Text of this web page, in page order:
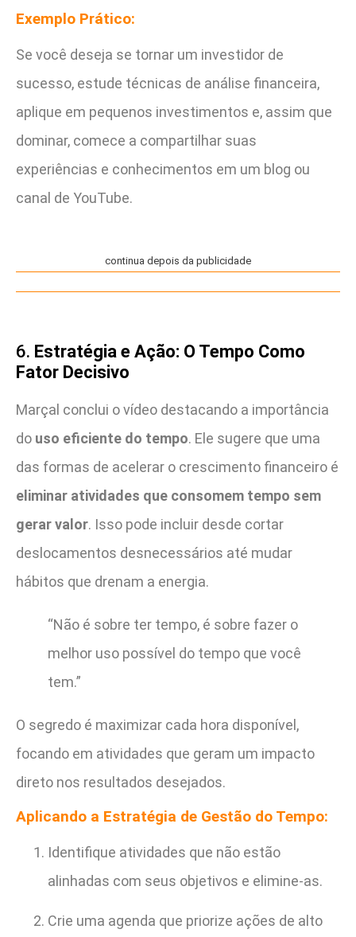
Exemplo Prático:
Se você deseja se tornar um investidor de
sucesso, estude técnicas de análise financeira,
aplique em pequenos investimentos e, assim que
dominar, comece a compartilhar suas
experiências e conhecimentos em um blog ou
canal de YouTube.
continua depois da publicidade
6. Estratégia e Ação: O Tempo Como
Fator Decisivo
Marçal conclui o vídeo destacando a importância
do uso eficiente do tempo. Ele sugere que uma
das formas de acelerar o crescimento financeiro é
eliminar atividades que consomem tempo sem
gerar valor. Isso pode incluir desde cortar
deslocamentos desnecessários até mudar
hábitos que drenam a energia.
“Não é sobre ter tempo, é sobre fazer o
melhor uso possível do tempo que você
tem.”
O segredo é maximizar cada hora disponível,
focando em atividades que geram um impacto
direto nos resultados desejados.
Aplicando a Estratégia de Gestão do Tempo:
Identifique atividades que não estão
alinhadas com seus objetivos e elimine-as.
Crie uma agenda que priorize ações de alto